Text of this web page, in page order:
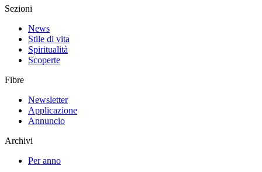
Sezioni
News
Stile di vita
Spiritualità
Scoperte
Fibre
Newsletter
Applicazione
Annuncio
Archivi
Per anno